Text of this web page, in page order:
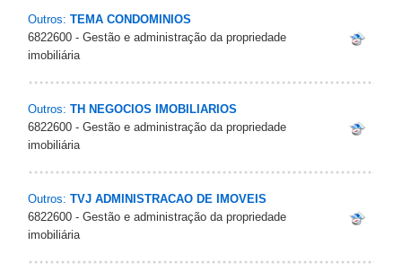
Outros: TEMA CONDOMINIOS
6822600 - Gestão e administração da propriedade
imobiliária
Outros: TH NEGOCIOS IMOBILIARIOS
6822600 - Gestão e administração da propriedade
imobiliária
Outros: TVJ ADMINISTRACAO DE IMOVEIS
6822600 - Gestão e administração da propriedade
imobiliária